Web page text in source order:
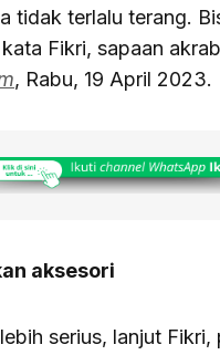
tidak terlalu terang.
kata Fikri, sapaan
, Rabu, 19 April 2023.
aksesori
serius, lanjut Fikri,